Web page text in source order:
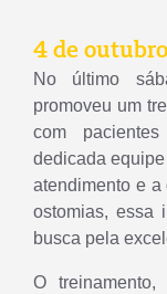
4 de
No último
promoveu um
com
dedicada
atendimento e
ostomias, essa
busca pela
O